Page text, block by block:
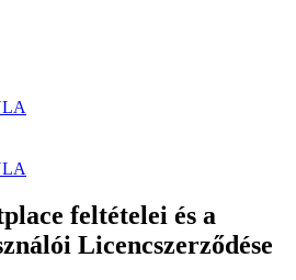
feltételei és a
Licencszerződése